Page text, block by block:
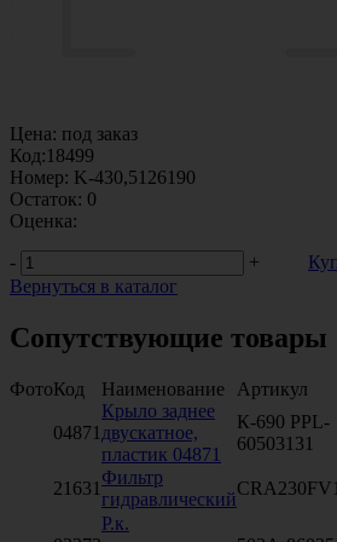
Цена: под заказ
Код:18499
Номер: K-430,5126190
Остаток: 0
Оценка:
-
+
Вернуться в каталог
Сопутствующие товары
ФотоКод Наименование Артикул
04871
Крыло заднее
двускатное,
пластик 04871
К-690 PPL-
60503131
21631
Фильтр
гидравлический
CRA230FV1
Р.к.